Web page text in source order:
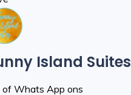
Island Suites
of Whats App ons